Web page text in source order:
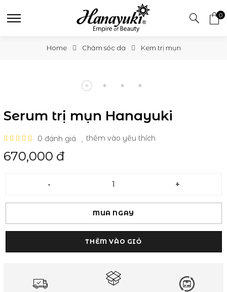
0
Home Chăm sóc da Kem trị mụn
Serum trị mụn Hanayuki
0 đánh giá thêm vào yêu thích
670,000 đ
- +
MUA NGAY
THÊM VÀO GIỎ